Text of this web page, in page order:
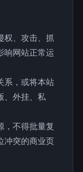
权、攻击、抓
响网站正常运
系，或将本站
、外挂、私
，不得批量复
冲突的商业页